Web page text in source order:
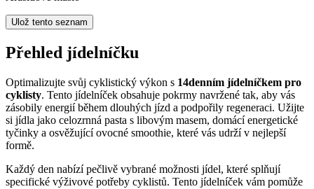
Ulož tento seznam
Přehled jídelníčku
Optimalizujte svůj cyklistický výkon s 14denním jídelníčkem pro
cyklisty. Tento jídelníček obsahuje pokrmy navržené tak, aby vás
zásobily energií během dlouhých jízd a podpořily regeneraci. Užijte
si jídla jako celozrnná pasta s libovým masem, domácí energetické
tyčinky a osvěžující ovocné smoothie, které vás udrží v nejlepší
formě.
Každý den nabízí pečlivě vybrané možnosti jídel, které splňují
specifické výživové potřeby cyklistů. Tento jídelníček vám pomůže